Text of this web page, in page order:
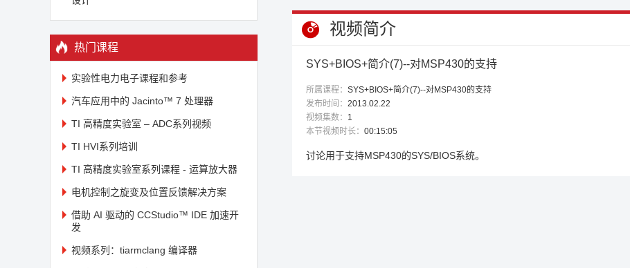
热门课程
实验性电力电子课程和参考
汽车应用中的 Jacinto™ 7 处理器
TI 高精度实验室 – ADC系列视频
TI HVI系列培训
TI 高精度实验室系列课程 - 运算放大器
电机控制之旋变及位置反馈解决方案
借助 AI 驱动的 CCStudio™ IDE 加速开
发
视频系列：tiarmclang 编译器
视频简介
SYS+BIOS+简介(7)--对MSP430的支持
所属课程： SYS+BIOS+简介(7)--对MSP430的支持
发布时间： 2013.02.22
视频集数： 1
本节视频时长： 00:15:05
讨论用于支持MSP430的SYS/BIOS系统。